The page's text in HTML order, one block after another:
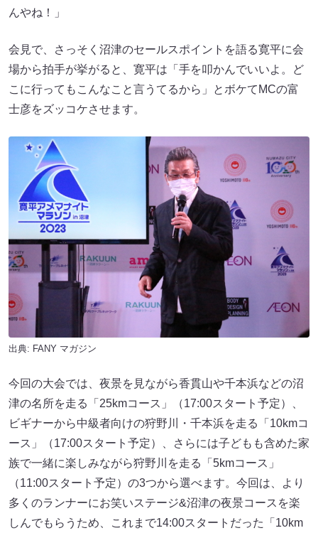
んやね！」
会見で、さっそく沼津のセールスポイントを語る寛平に会
場から拍手が挙がると、寛平は「手を叩かんでいいよ。ど
こに行ってもこんなこと言うてるから」とボケてMCの富
士彦をズッコケさせます。
出典: FANY マガジン
今回の大会では、夜景を見ながら香貫山や千本浜などの沼
津の名所を走る「25kmコース」（17:00スタート予定）、
ビギナーから中級者向けの狩野川・千本浜を走る「10kmコ
ース」（17:00スタート予定）、さらには子どもも含めた家
族で一緒に楽しみながら狩野川を走る「5kmコース」
（11:00スタート予定）の3つから選べます。今回は、より
多くのランナーにお笑いステージ&沼津の夜景コースを楽
しんでもらうため、これまで14:00スタートだった「10km